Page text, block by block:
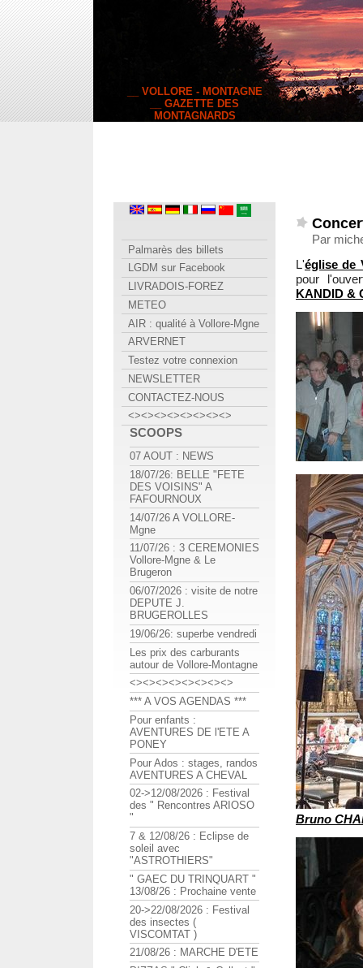
__ VOLLORE - MONTAGNE
__ GAZETTE DES
MONTAGNARDS
Par
L'église de
pour
KANDID &
Bruno
Palmarès des billets
LGDM sur Facebook
LIVRADOIS-FOREZ
METEO
AIR : qualité à Vollore-Mgne
ARVERNET
Testez votre connexion
NEWSLETTER
CONTACTEZ-NOUS
<><><><><><><><>
SCOOPS
07 AOUT : NEWS
18/07/26: BELLE "FETE
DES VOISINS" A
FAFOURNOUX
14/07/26 A VOLLORE-
Mgne
11/07/26 : 3 CEREMONIES
Vollore-Mgne & Le
Brugeron
06/07/2026 : visite de notre
DEPUTE J.
BRUGEROLLES
19/06/26: superbe vendredi
Les prix des carburants
autour de Vollore-Montagne
<><><><><><><><>
*** A VOS AGENDAS ***
Pour enfants :
AVENTURES DE l'ETE A
PONEY
Pour Ados : stages, randos
AVENTURES A CHEVAL
02->12/08/2026 : Festival
des " Rencontres ARIOSO
"
7 & 12/08/26 : Eclipse de
soleil avec
"ASTROTHIERS"
" GAEC DU TRINQUART "
13/08/26 : Prochaine vente
20->22/08/2026 : Festival
des insectes (
VISCOMTAT )
21/08/26 : MARCHE D'ETE